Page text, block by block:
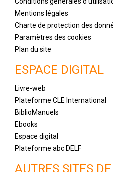
Mentions légales
Charte de protection des
Paramètres des cookies
Plan du site
ESPACE DIGITAL
Livre-web
Plateforme CLE International
BiblioManuels
Ebooks
Espace digital
Plateforme abc DELF
AUTRES SITES DE